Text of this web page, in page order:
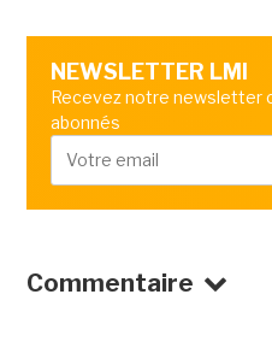
NEWSLETTER LMI
Recevez notre newsletter
abonnés
Commentaire